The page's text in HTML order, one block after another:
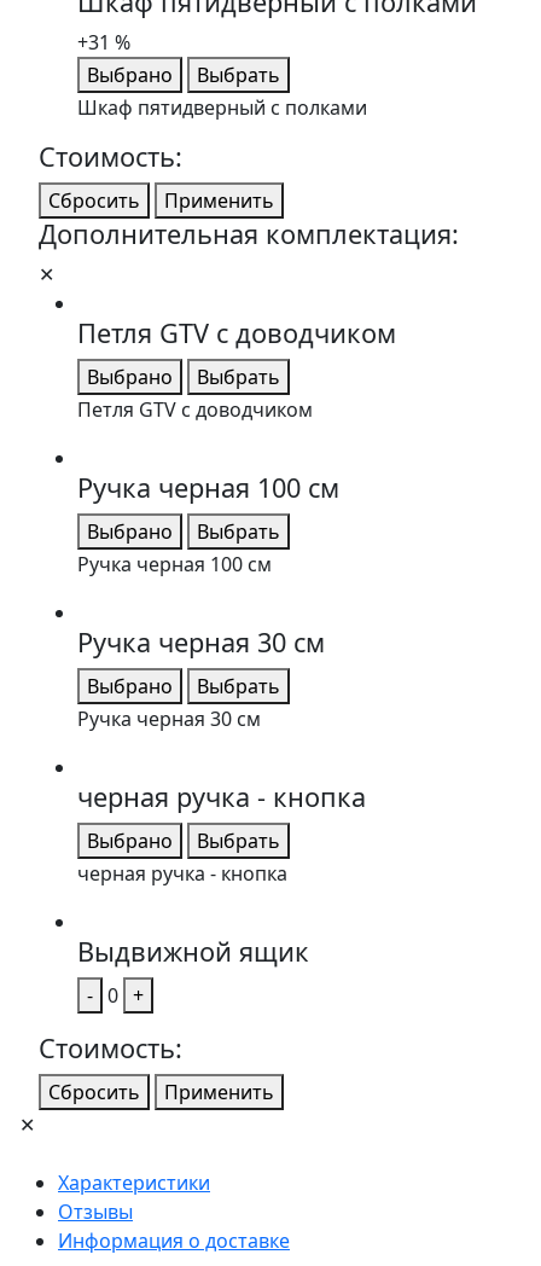
+31 %
Выбрано
Выбрать
Шкаф пятидверный с полками
Стоимость:
Сбросить Применить
Дополнительная комплектация:
✕
Петля GTV с доводчиком
Выбрано
Выбрать
Петля GTV с доводчиком
Ручка черная 100 см
Выбрано
Выбрать
Ручка черная 100 см
Ручка черная 30 см
Выбрано
Выбрать
Ручка черная 30 см
черная ручка - кнопка
Выбрано
Выбрать
черная ручка - кнопка
Выдвижной ящик
- 0 +
Стоимость:
Сбросить
Применить
✕
Характеристики
Отзывы
Информация о доставке